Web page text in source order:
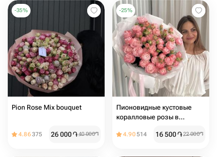
-35%
Pion Rose Mix bouquet
4.86375 26 000֏40 000֏
-25%
Пионовидные кустовые
коралловые розы в
веток
4.90514 16 500֏22 000֏